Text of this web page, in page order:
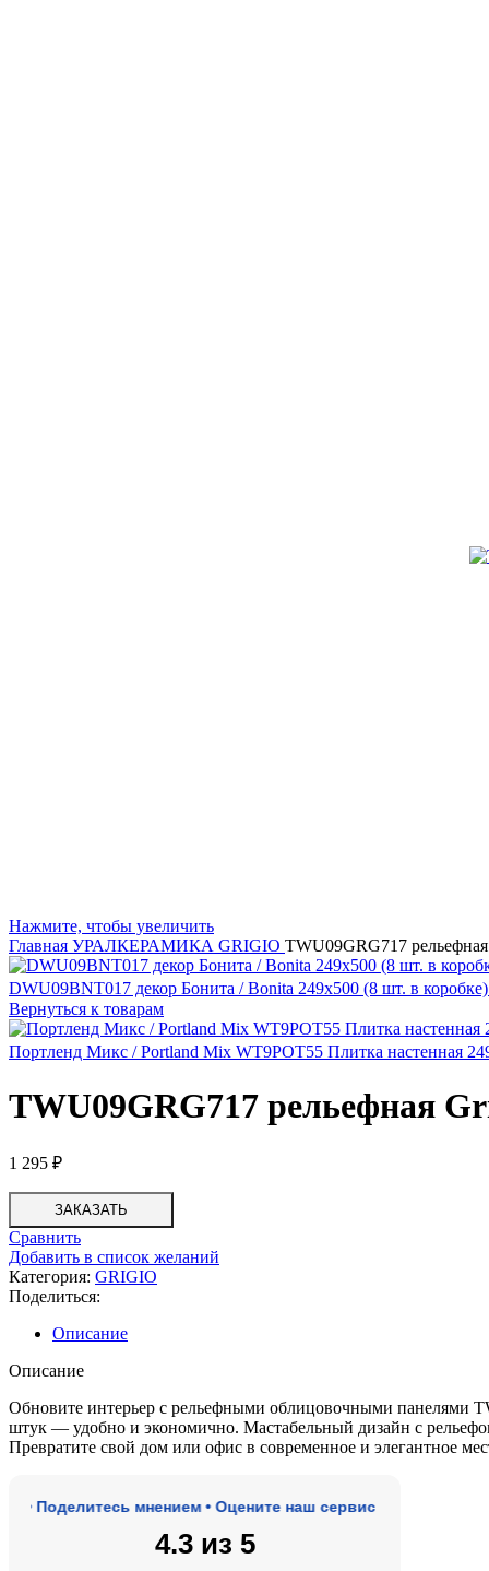
Нажмите, чтобы увеличить
Главная УРАЛКЕРАМИКА GRIGIO TWU09GRG717
DWU09BNT017 декор Бонита / Bonita 249x500 (8 шт. в коробке)
Вернуться к товарам
Портленд Микс / Portland Mix WT9POT55 Плитка настенная
TWU09GRG717 рельефная
1 295 ₽
ЗАКАЗАТЬ
Сравнить
Добавить в список желаний
Категория: GRIGIO
Поделиться:
Описание
Описание
Обновите интерьер с рельефными облицовочными панелями
штук — удобно и экономично. Мастабельный дизайн с
Превратите свой дом или офис в современное и элегантное
мнением • Оцените наш сервис
4.3 из 5★★★★★